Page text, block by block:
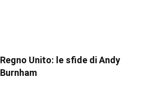
Regno Unito: le sfide di Andy
Burnham